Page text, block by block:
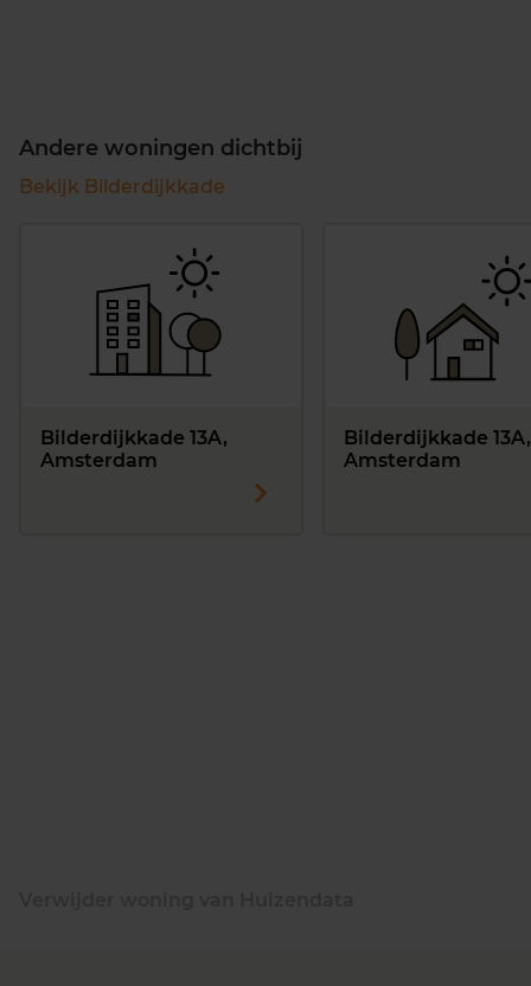
Andere woningen dichtbij
Bekijk Bilderdijkkade
Bilderdijkkade 13A,
Amsterdam
Bilderdijkkade 13A,
Amsterdam